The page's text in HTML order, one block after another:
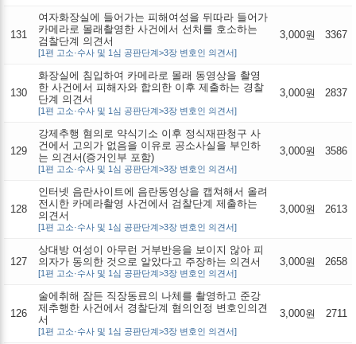
131
여자화장실에 들어가는 피해여성을 뒤따라 들어가
카메라로 몰래촬영한 사건에서 선처를 호소하는
검찰단계 의견서
[1편 고소·수사 및 1심 공판단계>3장 변호인 의견서]
3,000원 3367
130
화장실에 침입하여 카메라로 몰래 동영상을 촬영
한 사건에서 피해자와 합의한 이후 제출하는 경찰
단계 의견서
[1편 고소·수사 및 1심 공판단계>3장 변호인 의견서]
3,000원 2837
129
강제추행 혐의로 약식기소 이후 정식재판청구 사
건에서 고의가 없음을 이유로 공소사실을 부인하
는 의견서(증거인부 포함)
[1편 고소·수사 및 1심 공판단계>3장 변호인 의견서]
3,000원 3586
128
인터넷 음란사이트에 음란동영상을 캡쳐해서 올려
전시한 카메라촬영 사건에서 검찰단계 제출하는
의견서
[1편 고소·수사 및 1심 공판단계>3장 변호인 의견서]
3,000원 2613
127
상대방 여성이 아무런 거부반응을 보이지 않아 피
의자가 동의한 것으로 알았다고 주장하는 의견서
[1편 고소·수사 및 1심 공판단계>3장 변호인 의견서]
3,000원 2658
126
술에취해 잠든 직장동료의 나체를 촬영하고 준강
제추행한 사건에서 경찰단계 혐의인정 변호인의견
서
[1편 고소·수사 및 1심 공판단계>3장 변호인 의견서]
3,000원 2711